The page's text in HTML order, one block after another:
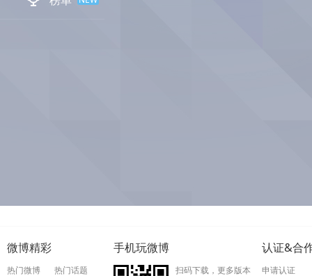
微博精彩
热门微博 热门话题
手机玩微博
扫码下载，更多版本
认证&合
申请认证